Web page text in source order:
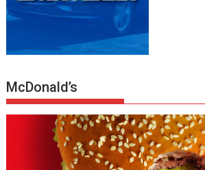
McDonald’s